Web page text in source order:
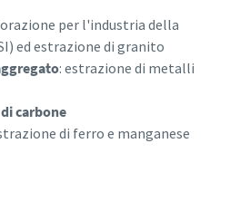
per l'industria della
ed estrazione di granito
: estrazione di metalli
carbone
di ferro e manganese